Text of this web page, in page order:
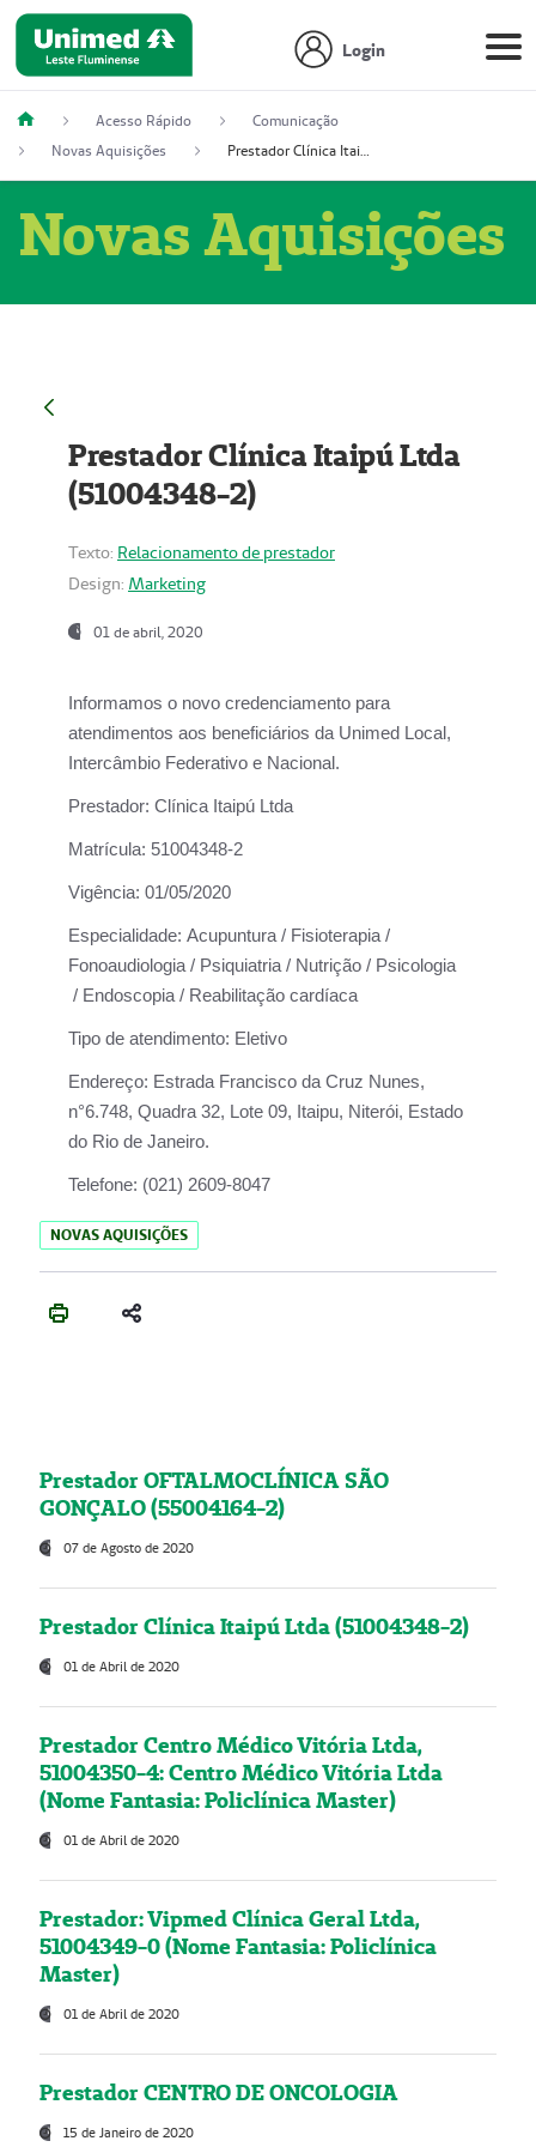
Login
Acesso Rápido
Comunicação
Novas Aquisições
Prestador Clínica Itaipú Ltda (51004348-2)
Novas Aquisições
Prestador Clínica Itaipú Ltda
(51004348-2)
Texto: Relacionamento de prestador
Design: Marketing
01 de abril, 2020
Informamos o novo credenciamento para
atendimentos aos beneficiários da Unimed Local,
Intercâmbio Federativo e Nacional.
Prestador: Clínica Itaipú Ltda
Matrícula: 51004348-2
Vigência: 01/05/2020
Especialidade: Acupuntura / Fisioterapia /
Fonoaudiologia / Psiquiatria / Nutrição / Psicologia
/ Endoscopia / Reabilitação cardíaca
Tipo de atendimento: Eletivo
Endereço: Estrada Francisco da Cruz Nunes,
n°6.748, Quadra 32, Lote 09, Itaipu, Niterói, Estado
do Rio de Janeiro.
Telefone: (021) 2609-8047
NOVAS AQUISIÇÕES
Prestador OFTALMOCLÍNICA SÃO
GONÇALO (55004164-2)
07 de Agosto de 2020
Prestador Clínica Itaipú Ltda (51004348-2)
01 de Abril de 2020
Prestador Centro Médico Vitória Ltda,
51004350-4: Centro Médico Vitória Ltda
(Nome Fantasia: Policlínica Master)
01 de Abril de 2020
Prestador: Vipmed Clínica Geral Ltda,
51004349-0 (Nome Fantasia: Policlínica
Master)
01 de Abril de 2020
Prestador CENTRO DE ONCOLOGIA
15 de Janeiro de 2020